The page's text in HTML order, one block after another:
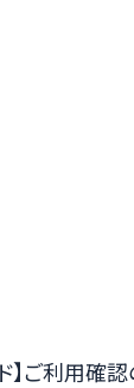
】ご利⽤確